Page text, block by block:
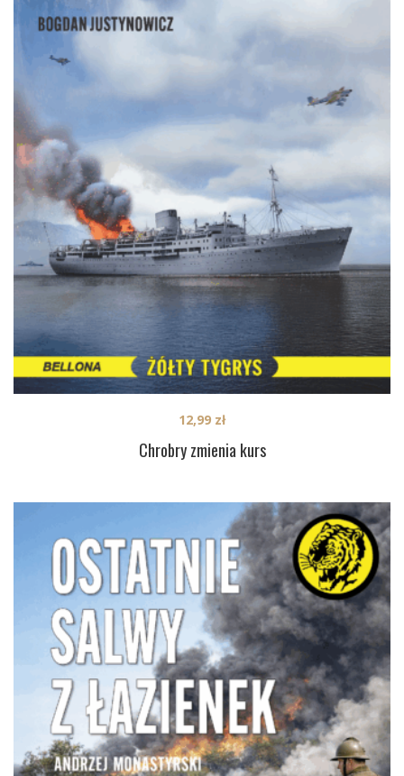
Chrobry zmienia kurs
12,99 zł